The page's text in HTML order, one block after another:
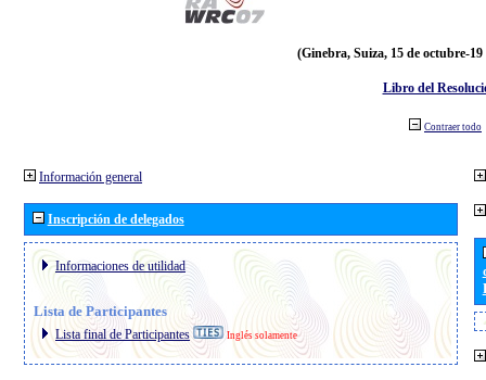
(Ginebra, Suiza, 15 de octubre-19
Libro del
Contraer todo
Información general
Inscripción de delegados
Informaciones de utilidad
Lista de Participantes
Lista final de Participantes Inglés solamente